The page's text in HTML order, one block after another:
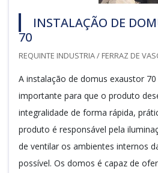
INSTALAÇÃO DE
70
REQUINTE INDUSTRIA / FERRAZ DE
A instalação de domus exaustor
importante para que o produto
integralidade de forma rápida,
produto é responsável pela
de ventilar os ambientes internos
possível. Os domos é capaz de